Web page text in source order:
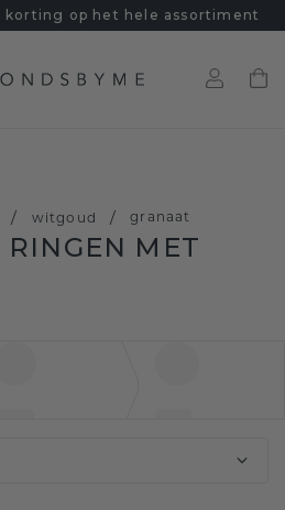
korting op het hele assortiment
/ witgoud / granaat
MET